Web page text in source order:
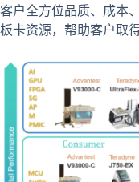
客户全方位品质、成本
板卡资源，帮助客户取